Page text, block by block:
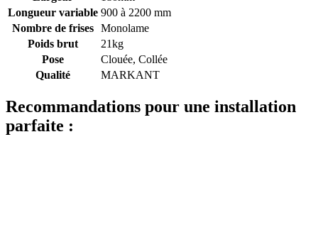
Longueur variable 900 à 2200 mm
Nombre de frises Monolame
Poids brut
21kg
Pose
Clouée, Collée
Qualité
MARKANT
Recommandations pour une installation
parfaite :